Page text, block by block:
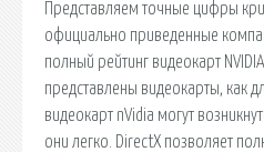
Представляем точные цифры
официально приведенные
полный рейтинг видеокарт
представлены видеокарты, как
видеокарт nVidia могут
они легко. DirectX позволяет